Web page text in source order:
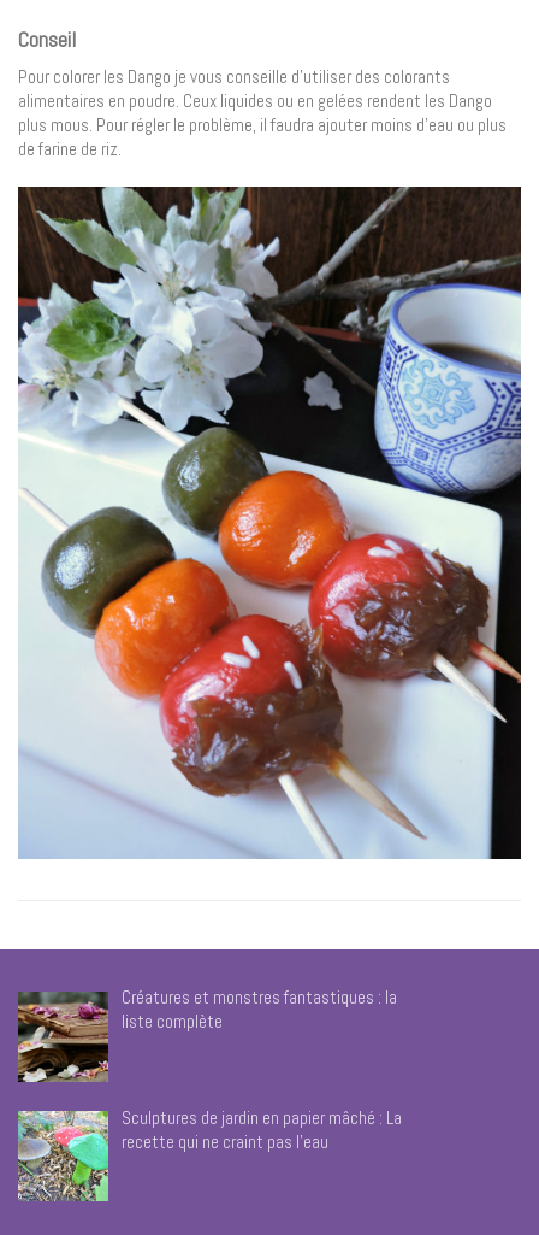
Conseil
Pour colorer les Dango je vous conseille d’utiliser des colorants
alimentaires en poudre. Ceux liquides ou en gelées rendent les Dango
plus mous. Pour régler le problème, il faudra ajouter moins d’eau ou plus
de farine de riz.
Créatures et monstres fantastiques : la
liste complète
Sculptures de jardin en papier mâché : La
recette qui ne craint pas l’eau